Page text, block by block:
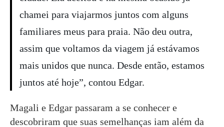
chamei para viajarmos juntos com alguns
familiares meus para praia. Não deu outra,
assim que voltamos da viagem já estávamos
mais unidos que nunca. Desde então, estamos
juntos até hoje”, contou Edgar.
Magali e Edgar passaram a se conhecer e
descobriram que suas semelhanças iam além da